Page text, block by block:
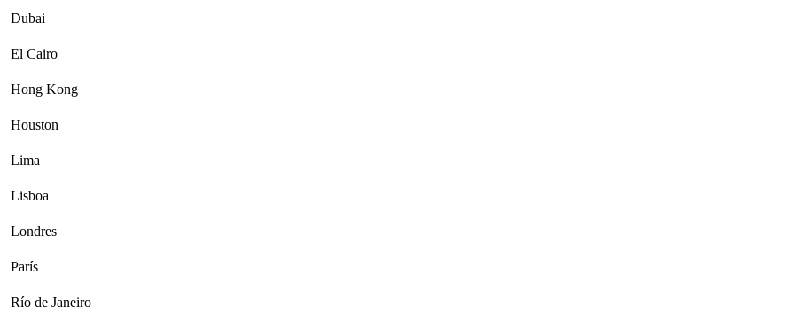
Dubai
El Cairo
Hong Kong
Houston
Lima
Lisboa
Londres
París
Río de Janeiro